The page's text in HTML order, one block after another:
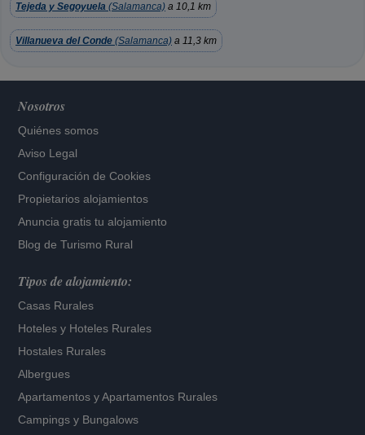
Tejeda y Segoyuela (Salamanca) a 10,1 km
Villanueva del Conde (Salamanca) a 11,3 km
Nosotros
Quiénes somos
Aviso Legal
Configuración de Cookies
Propietarios alojamientos
Anuncia gratis tu alojamiento
Blog de Turismo Rural
Tipos de alojamiento:
Casas Rurales
Hoteles y Hoteles Rurales
Hostales Rurales
Albergues
Apartamentos yApartamentos Rurales
Campings y Bungalows